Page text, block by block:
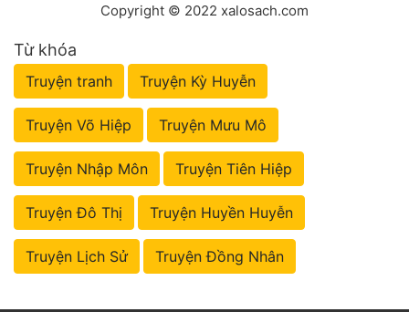
Copyright © 2022 xalosach.com
Từ khóa
Truyện tranh Truyện Kỳ Huyễn
Truyện Võ Hiệp Truyện Mưu Mô
Truyện Nhập Môn Truyện Tiên Hiệp
Truyện Đô Thị Truyện Huyền Huyễn
Truyện Lịch Sử Truyện Đồng Nhân